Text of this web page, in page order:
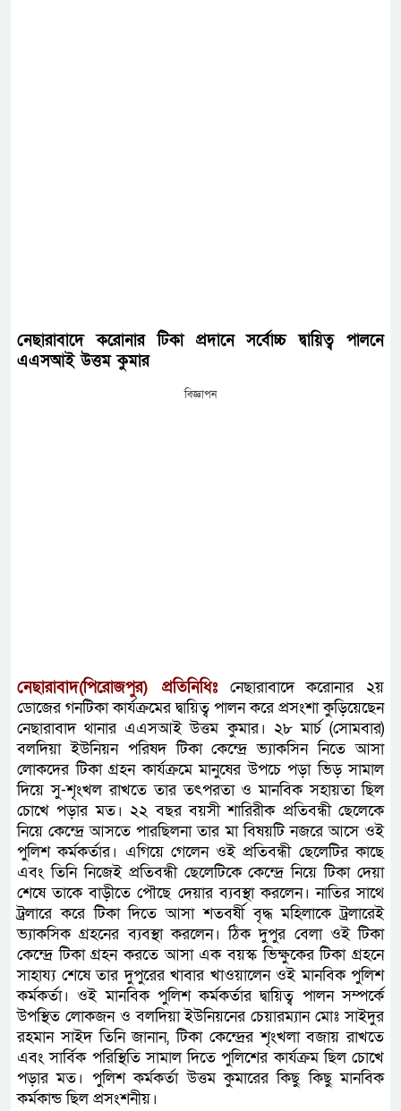
নেছারাবাদে করোনার টিকা প্রদানে সর্বোচ্চ দ্বায়িত্ব পালনে
এএসআই উত্তম কুমার
বিজ্ঞাপন
নেছারাবাদ(পিরোজপুর) প্রতিনিধিঃ
নেছারাবাদে করোনার ২য়
ডোজের গনটিকা কার্যক্রমের দ্বায়িত্ব পালন করে প্রসংশা কুড়িয়েছেন
নেছারাবাদ থানার এএসআই উত্তম কুমার। ২৮ মার্চ (সোমবার)
বলদিয়া ইউনিয়ন পরিষদ টিকা কেন্দ্রে ভ্যাকসিন নিতে আসা
লোকদের টিকা গ্রহন কার্যক্রমে মানুষের উপচে পড়া ভিড় সামাল
দিয়ে সু-শৃংখল রাখতে তার তৎপরতা ও মানবিক সহায়তা ছিল
চোখে পড়ার মত। ২২ বছর বয়সী শারিরীক প্রতিবন্ধী ছেলেকে
নিয়ে কেন্দ্রে আসতে পারছিলনা তার মা বিষয়টি নজরে আসে ওই
পুলিশ কর্মকর্তার। এগিয়ে গেলেন ওই প্রতিবন্ধী ছেলেটির কাছে
এবং তিনি নিজেই প্রতিবন্ধী ছেলেটিকে কেন্দ্রে নিয়ে টিকা দেয়া
শেষে তাকে বাড়ীতে পৌছে দেয়ার ব্যবস্থা করলেন। নাতির সাথে
ট্রলারে করে টিকা দিতে আসা শতবর্ষী বৃদ্ধ মহিলাকে ট্রলারেই
ভ্যাকসিক গ্রহনের ব্যবস্থা করলেন। ঠিক দুপুর বেলা ওই টিকা
কেন্দ্রে টিকা গ্রহন করতে আসা এক বয়স্ক ভিক্ষুকের টিকা গ্রহনে
সাহায্য শেষে তার দুপুরের খাবার খাওয়ালেন ওই মানবিক পুলিশ
কর্মকর্তা। ওই মানবিক পুলিশ কর্মকর্তার দ্বায়িত্ব পালন সম্পর্কে
উপস্থিত লোকজন ও বলদিয়া ইউনিয়নের চেয়ারম্যান মোঃ সাইদুর
রহমান সাইদ তিনি জানান, টিকা কেন্দ্রের শৃংখলা বজায় রাখতে
এবং সার্বিক পরিস্থিতি সামাল দিতে পুলিশের কার্যক্রম ছিল চোখে
পড়ার মত। পুলিশ কর্মকর্তা উত্তম কুমারের কিছু কিছু মানবিক
কর্মকান্ড ছিল প্রসংশনীয়।